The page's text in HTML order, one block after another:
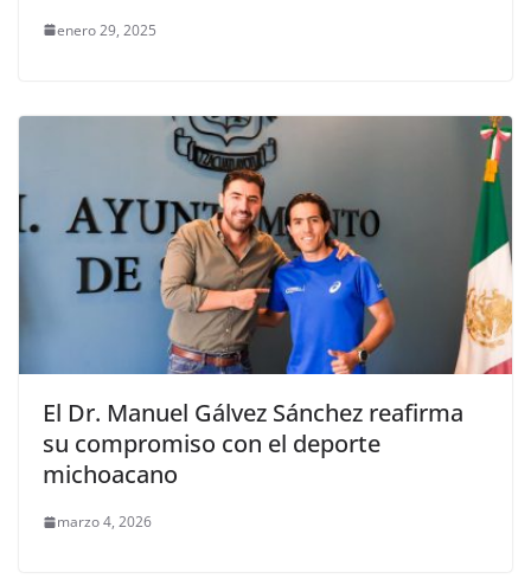
enero 29, 2025
El Dr. Manuel Gálvez Sánchez reafirma
su compromiso con el deporte
michoacano
marzo 4, 2026